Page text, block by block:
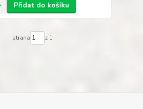
Přidat do košíku
strana z 1